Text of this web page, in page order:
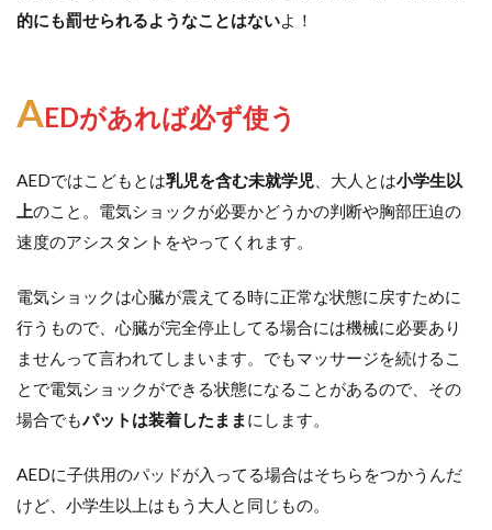
的にも罰せられるようなことはないよ！
AEDがあれば必ず使う
AEDではこどもとは乳児を含む未就学児 、大人とは小学生以
上のこと。電気ショックが必要かどうかの判断や胸部圧迫の
速度のアシスタントをやってくれます。
電気ショックは心臓が震えてる時に正常な状態に戻すために
行うもので、心臓が完全停止してる場合には機械に必要あり
ませんって言われてしまいます。でもマッサージを続けるこ
とで電気ショックができる状態になることがあるので、その
場合でもパットは装着したまま にします。
AEDに子供用のパッドが入ってる場合はそちらをつかうんだ
けど、小学生以上はもう大人と同じもの。